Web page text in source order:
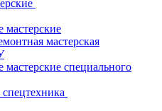
мастерская
специального